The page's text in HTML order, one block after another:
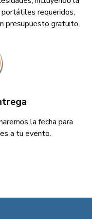
portátiles requeridos,
presupuesto gratuito.
la fecha para
a tu evento.